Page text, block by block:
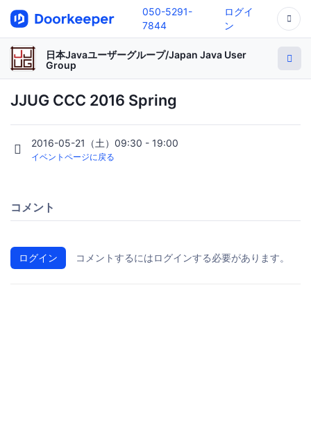
050-5291-
7844
ログイ
ン
日本Javaユーザーグループ/Japan Java User
Group
JJUG CCC 2016 Spring
2016-05-21（土）09:30 - 19:00
イベントページに戻る
コメント
ログイン コメントするにはログインする必要があります。